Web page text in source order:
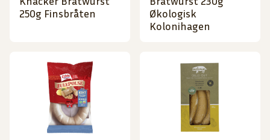
250g Finsbråten
Økologisk
Kolonihagen